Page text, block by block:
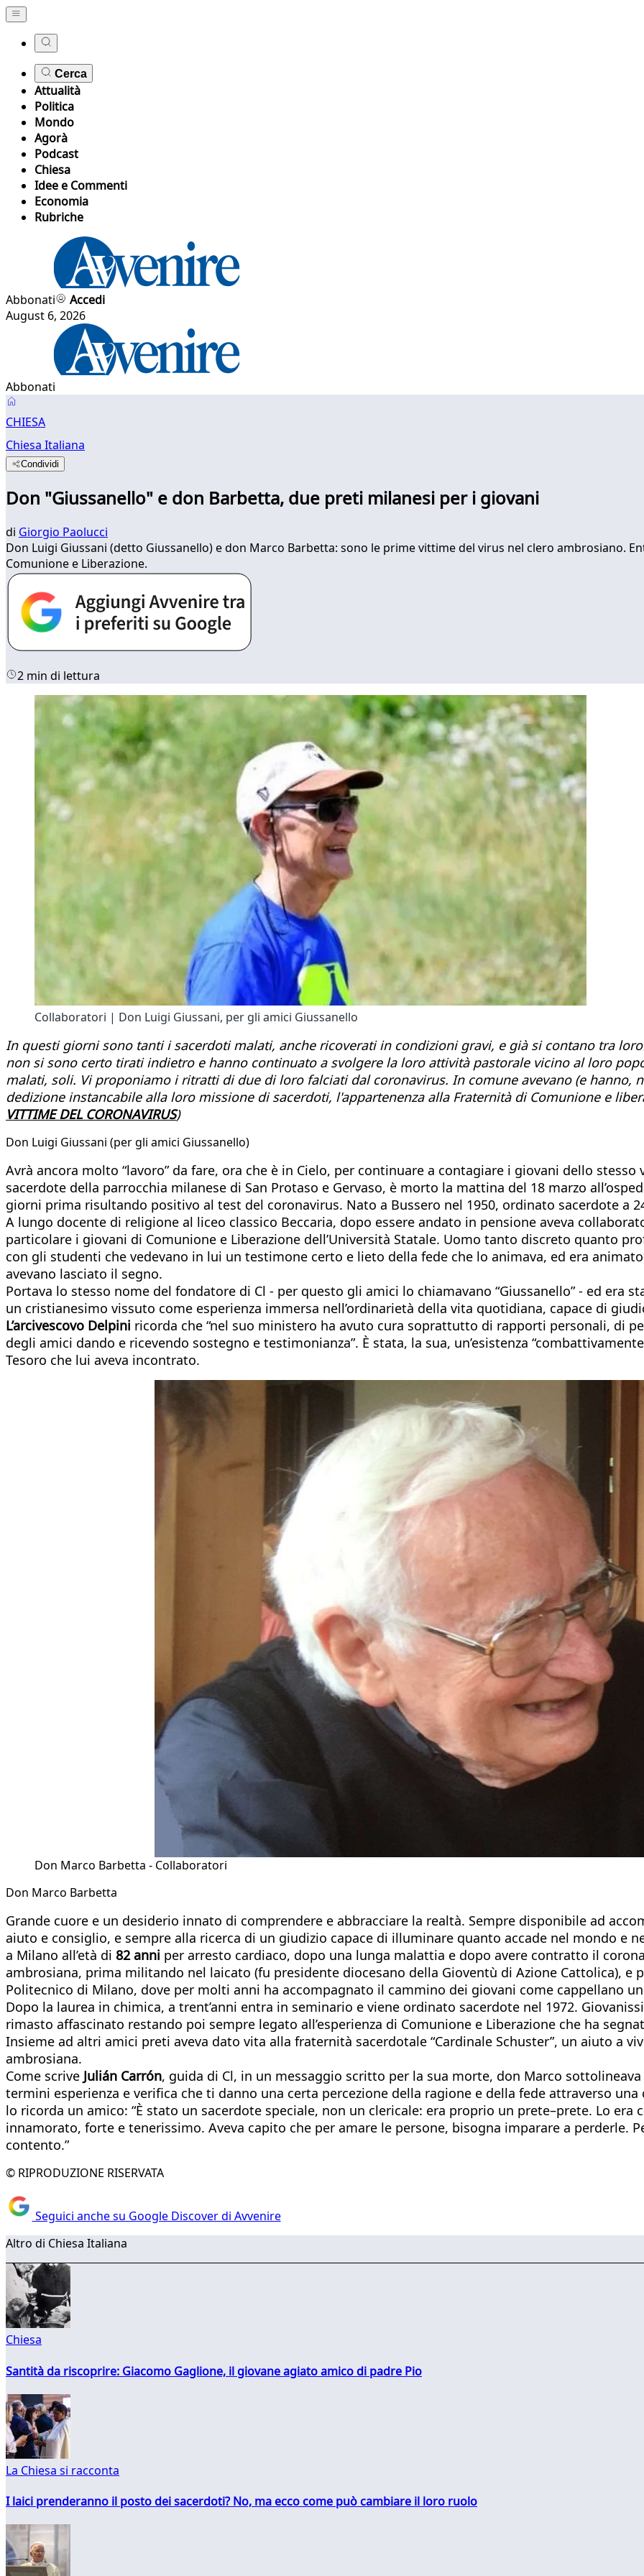
Cerca
Attualità
Politica
Mondo
Agorà
Podcast
Chiesa
Idee e Commenti
Economia
Rubriche
Abbonati
Accedi
August 6, 2026
Abbonati
CHIESA
Chiesa Italiana
Condividi
Don "Giussanello" e don Barbetta, due preti milanesi per i giovani
di Giorgio Paolucci
Don Luigi Giussani (detto Giussanello) e don Marco Barbetta: sono le prime vittime del virus nel clero ambrosiano.
Comunione e Liberazione.
2 min di lettura
Collaboratori | Don Luigi Giussani, per gli amici Giussanello
In questi giorni sono tanti i sacerdoti malati, anche ricoverati in condizioni gravi, e già si contano tra
non si sono certo tirati indietro e hanno continuato a svolgere la loro attività pastorale vicino al loro
malati, soli. Vi proponiamo i ritratti di due di loro falciati dal coronavirus. In comune avevano (e hanno,
dedizione instancabile alla loro missione di sacerdoti, l'appartenenza alla Fraternità di Comunione e
VITTIME DEL CORONAVIRUS)
Don Luigi Giussani (per gli amici Giussanello)
Avrà ancora molto “lavoro” da fare, ora che è in Cielo, per continuare a contagiare i giovani dello
sacerdote della parrocchia milanese di San Protaso e Gervaso, è morto la mattina del 18 marzo
giorni prima risultando positivo al test del coronavirus. Nato a Bussero nel 1950, ordinato sacerdote a
A lungo docente di religione al liceo classico Beccaria, dopo essere andato in pensione aveva
particolare i giovani di Comunione e Liberazione dell’Università Statale. Uomo tanto discreto quanto
con gli studenti che vedevano in lui un testimone certo e lieto della fede che lo animava, ed era
avevano lasciato il segno.
Portava lo stesso nome del fondatore di Cl - per questo gli amici lo chiamavano “Giussanello” - ed era
un cristianesimo vissuto come esperienza immersa nell’ordinarietà della vita quotidiana, capace di
L’arcivescovo Delpini ricorda che “nel suo ministero ha avuto cura soprattutto di rapporti personali, di
degli amici dando e ricevendo sostegno e testimonianza”. È stata, la sua, un’esistenza
Tesoro che lui aveva incontrato.
Don Marco Barbetta - Collaboratori
Don Marco Barbetta
Grande cuore e un desiderio innato di comprendere e abbracciare la realtà. Sempre disponibile ad
aiuto e consiglio, e sempre alla ricerca di un giudizio capace di illuminare quanto accade nel mondo e
a Milano all’età di 82 anni per arresto cardiaco, dopo una lunga malattia e dopo avere contratto il
ambrosiana, prima militando nel laicato (fu presidente diocesano della Gioventù di Azione Cattolica), e
Politecnico di Milano, dove per molti anni ha accompagnato il cammino dei giovani come cappellano
Dopo la laurea in chimica, a trent’anni entra in seminario e viene ordinato sacerdote nel 1972.
rimasto affascinato restando poi sempre legato all’esperienza di Comunione e Liberazione che ha
Insieme ad altri amici preti aveva dato vita alla fraternità sacerdotale “Cardinale Schuster”, un aiuto a
ambrosiana.
Come scrive Julián Carrón, guida di Cl, in un messaggio scritto per la sua morte, don Marco
termini esperienza e verifica che ti danno una certa percezione della ragione e della fede attraverso una
lo ricorda un amico: “È stato un sacerdote speciale, non un clericale: era proprio un prete–prete. Lo
innamorato, forte e tenerissimo. Aveva capito che per amare le persone, bisogna imparare a perderle.
contento.”
© RIPRODUZIONE RISERVATA
Seguici anche su Google Discover di Avvenire
Altro di Chiesa Italiana
Chiesa
Santità da riscoprire: Giacomo Gaglione, il giovane agiato amico di padre Pio
La Chiesa si racconta
I laici prenderanno il posto dei sacerdoti? No, ma ecco come può cambiare il loro ruolo